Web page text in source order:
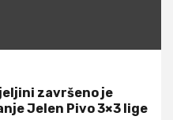
završeno je
Jelen Pivo 3×3 lige